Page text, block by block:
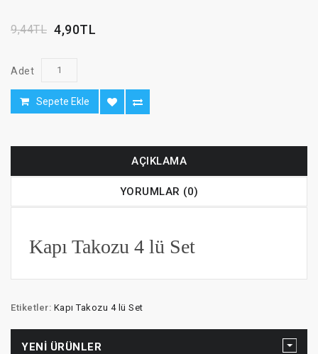
9,44TL 4,90TL
Adet
Sepete Ekle
AÇIKLAMA
YORUMLAR (0)
Kapı Takozu 4 lü Set
Etiketler: Kapı Takozu 4 lü Set
YENI ÜRÜNLER